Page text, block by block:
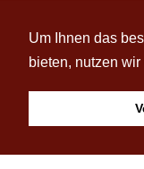
Um Ihnen das
bieten, nutzen